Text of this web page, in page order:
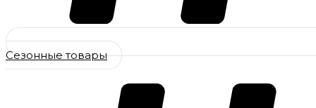
Сезонные товары